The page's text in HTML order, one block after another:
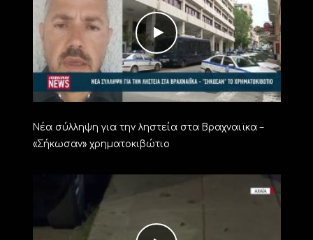
Νέα σύλληψη για την ληστεία στα Βραχναιϊκα –
«Σήκωσαν» χρηματοκιβώτιο